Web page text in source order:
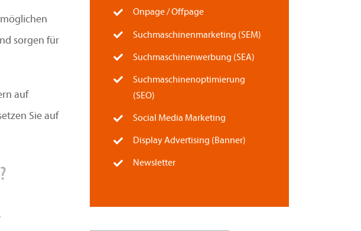
sorgen für
auf
Sie auf
Onpage / Offpage
Suchmaschinenmarketing (SEM)
Suchmaschinenwerbung (SEA)
Suchmaschinenoptimierung
(SEO)
Social Media Marketing
Display Advertising (Banner)
Newsletter